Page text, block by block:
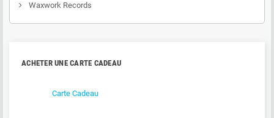
Waxwork Records
ACHETER UNE CARTE CADEAU
Carte Cadeau